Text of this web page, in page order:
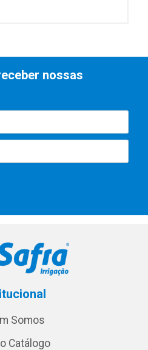
nossas
Somos
Catálogo